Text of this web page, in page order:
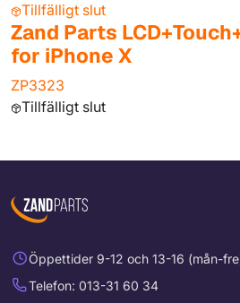
Tillfälligt slut
Zand Parts
for iPhone X
ZP3323
Tillfälligt slut
Öppettider 9-12 och 13-16 (mån-
Telefon: 013-31 60 34